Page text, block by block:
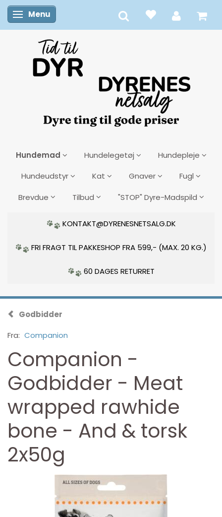
Skifte navigation
Menu
Hundemad Hundelegetøj Hundepleje
Hundeudstyr Kat Gnaver Fugl
Brevdue Tilbud "STOP" Dyre-Madspild
KONTAKT@DYRENESNETSALG.DK
FRI FRAGT TIL PAKKESHOP FRA 599,- (MAX. 20 KG.)
60 DAGES RETURRET
Godbidder
Fra: Companion
Companion -
Godbidder - Meat
wrapped rawhide
bone - And & torsk
2x50g